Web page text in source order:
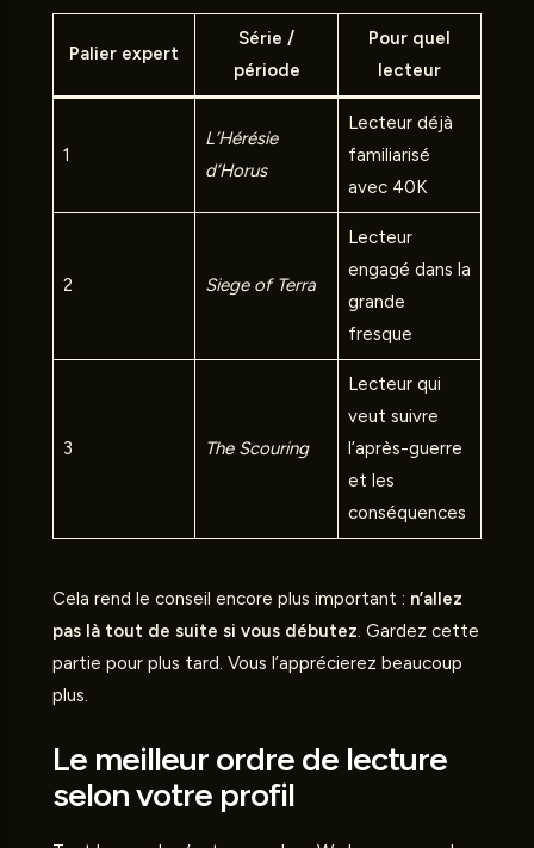
Palier expert
Série /
période
Pour quel
lecteur
1
L’Hérésie
d’Horus
Lecteur déjà
familiarisé
avec 40K
2 Siege of Terra
Lecteur
engagé dans la
grande
fresque
3 The Scouring
Lecteur qui
veut suivre
l’après-guerre
et les
conséquences
Cela rend le conseil encore plus important : n’allez
pas là tout de suite si vous débutez. Gardez cette
partie pour plus tard. Vous l’apprécierez beaucoup
plus.
Le meilleur ordre de lecture
selon votre profil